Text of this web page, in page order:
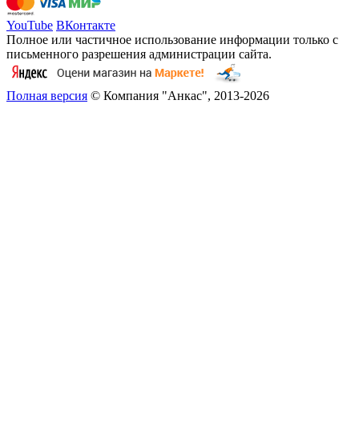
YouTube ВКонтакте
Полное или частичное использование информации только с
письменного разрешения администрации сайта.
Полная версия © Компания "Анкас", 2013-2026